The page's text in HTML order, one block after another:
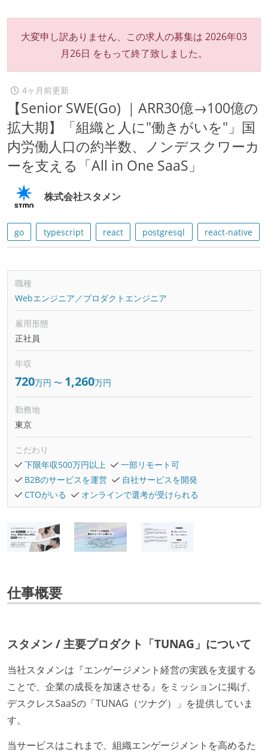
大変申し訳ありません、この求人の募集は 2026年03
月26日 をもって終了致しました。
4ヶ月前更新
【Senior SWE(Go) ｜ARR30億→100億の
拡大期】「組織と人に"働きがいを"」国
内労働人口の約半数、ノンデスクワーカ
ーを支える「All in One SaaS」
株式会社スタメン
go typescript react postgresql react-native
職種
Webエンジニア／プロダクトエンジニア
雇用形態
正社員
年収
720万円 〜 1,260万円
勤務地
東京
こだわり
下限年収500万円以上
一部リモート可
B2Bのサービスを運営
自社サービスを開発
CTOがいる
オンラインで選考が受けられる
仕事概要
スタメン / 主要プロダクト「TUNAG」について
当社スタメンは『エンゲージメント経営の実践を支援する
ことで、企業の成長を加速させる』をミッションに掲げ、
デスクレスSaaSの「TUNAG（ツナグ）」を提供していま
す。
当サービスはこれまで、組織エンゲージメントを高めるた